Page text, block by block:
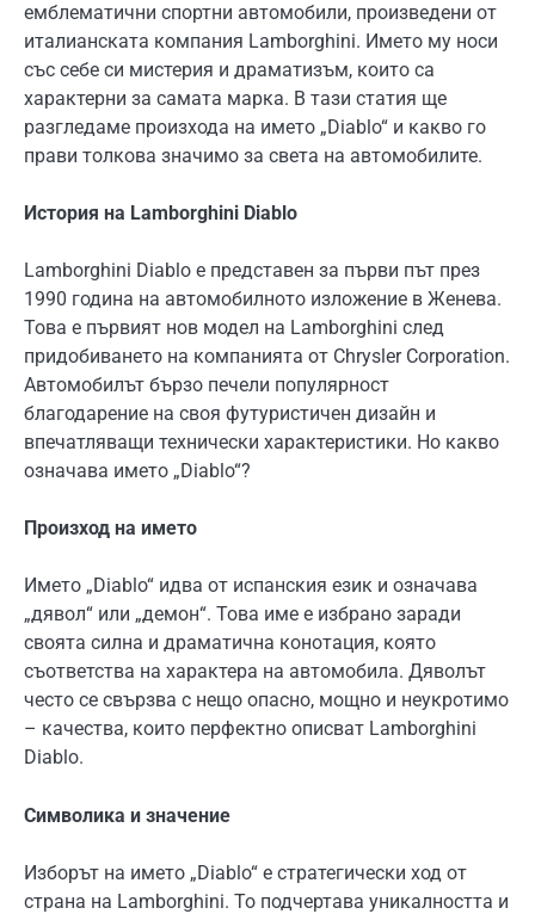
емблематични спортни автомобили, произведени от
италианската компания Lamborghini. Името му носи
със себе си мистерия и драматизъм, които са
характерни за самата марка. В тази статия ще
разгледаме произхода на името „Diablo“ и какво го
прави толкова значимо за света на автомобилите.
История на Lamborghini Diablo
Lamborghini Diablo е представен за първи път през
1990 година на автомобилното изложение в Женева.
Това е първият нов модел на Lamborghini след
придобиването на компанията от Chrysler Corporation.
Автомобилът бързо печели популярност
благодарение на своя футуристичен дизайн и
впечатляващи технически характеристики. Но какво
означава името „Diablo“?
Произход на името
Името „Diablo“ идва от испанския език и означава
„дявол“ или „демон“. Това име е избрано заради
своята силна и драматична конотация, която
съответства на характера на автомобила. Дяволът
често се свързва с нещо опасно, мощно и неукротимо
– качества, които перфектно описват Lamborghini
Diablo.
Символика и значение
Изборът на името „Diablo“ е стратегически ход от
страна на Lamborghini. То подчертава уникалността и